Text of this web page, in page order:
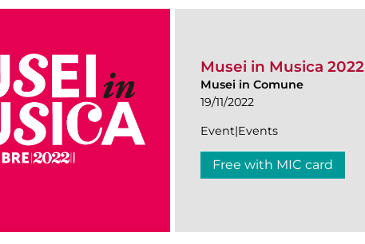
Musei in Musica 2022
Musei in Comune
19/11/2022
Event|Events
Free with MIC card